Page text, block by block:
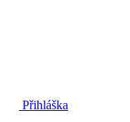
Přihláška